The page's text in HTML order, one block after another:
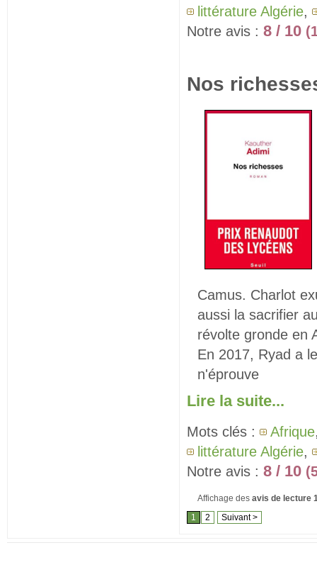
littérature Algérie,
Notre avis : 8 / 10
Nos
Camus. Charlot
aussi la sacrifier
révolte gronde en
En 2017, Ryad a
n'éprouve
Lire la suite...
Mots clés : Afrique
littérature Algérie,
Notre avis : 8 / 10
Affichage des avis de lecture
1 2 Suivant >